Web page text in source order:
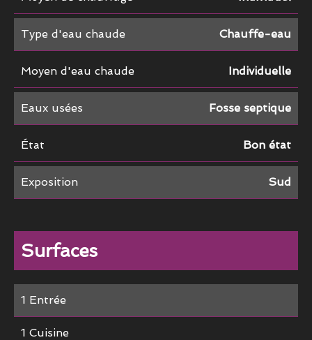
Type d'eau chaude Chauffe-eau
Moyen d'eau chaude Individuelle
Eaux usées Fosse septique
État Bon état
Exposition Sud
Surfaces
1 Entrée
1 Cuisine